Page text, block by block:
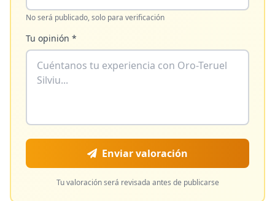
No será publicado, solo para verificación
Tu opinión *
Enviar valoración
Tu valoración será revisada antes de publicarse